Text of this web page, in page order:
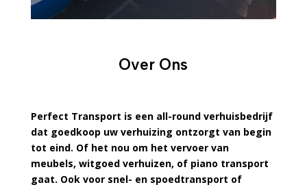
Over Ons
Perfect Transport is een all-round verhuisbedrijf
dat goedkoop uw verhuizing ontzorgt van begin
tot eind. Of het nou om het vervoer van
meubels, witgoed verhuizen, of piano transport
gaat. Ook voor snel- en spoedtransport of